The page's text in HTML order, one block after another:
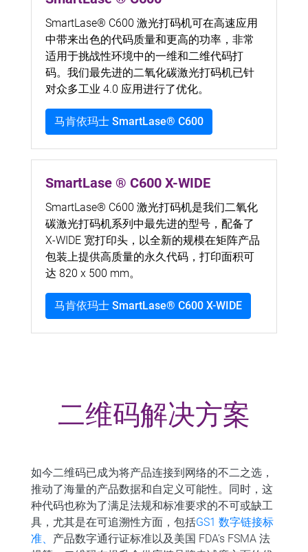
SmartLase® C600 激光打码机可在高速应用
中带来出色的代码质量和更高的功率，非常
适用于挑战性环境中的一维和二维代码打
码。我们最先进的二氧化碳激光打码机已针
对众多工业 4.0 应用进行了优化。
马肯依玛士 SmartLase® C600
SmartLase ® C600 X-WIDE
SmartLase® C600 激光打码机是我们二氧化
碳激光打码机系列中最先进的型号，配备了
X-WIDE 宽打印头，以全新的规模在矩阵产品
包装上提供高质量的永久代码，打印面积可
达 820 x 500 mm。
马肯依玛士 SmartLase® C600 X-WIDE
二维码解决方案
如今二维码已成为将产品连接到网络的不二之选，
推动了海量的产品数据和自定义可能性。同时，这
种代码也称为了满足法规和标准要求的不可或缺工
具，尤其是在可追溯性方面，包括GS1 数字链接标
准、 产品数字通行证标准以及美国 FDA’s FSMA 法